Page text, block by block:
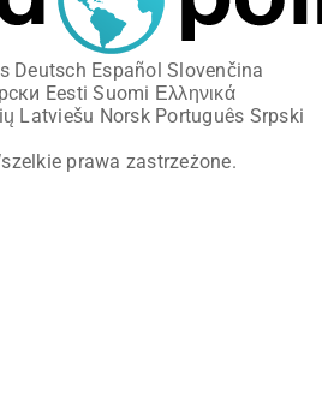
Deutsch Español Slovenčina
Eesti Suomi Ελληνικά
Latviešu Norsk Português Srpski
prawa zastrzeżone.